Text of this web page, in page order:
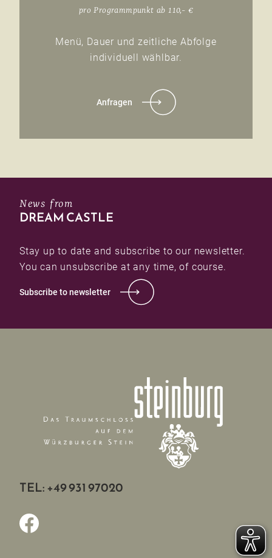
pro Programmpunkt ab 110,- €
Menü, Dauer und zeitliche Abfolge
individuell wählbar.
Anfragen
News from
DREAM CASTLE
Stay up to date and subscribe to our newsletter.
You can unsubscribe at any time, of course.
Subscribe to newsletter
TEL: +49 931 97020